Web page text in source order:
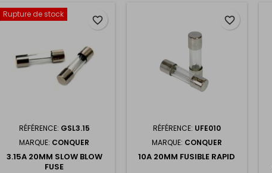
Rupture de stock
RÉFÉRENCE: GSL3.15
MARQUE: CONQUER
3.15A 20MM SLOW BLOW
FUSE
favorite_border
RÉFÉRENCE: UFE010
MARQUE: CONQUER
10A 20MM FUSIBLE RAPID
favorite_border